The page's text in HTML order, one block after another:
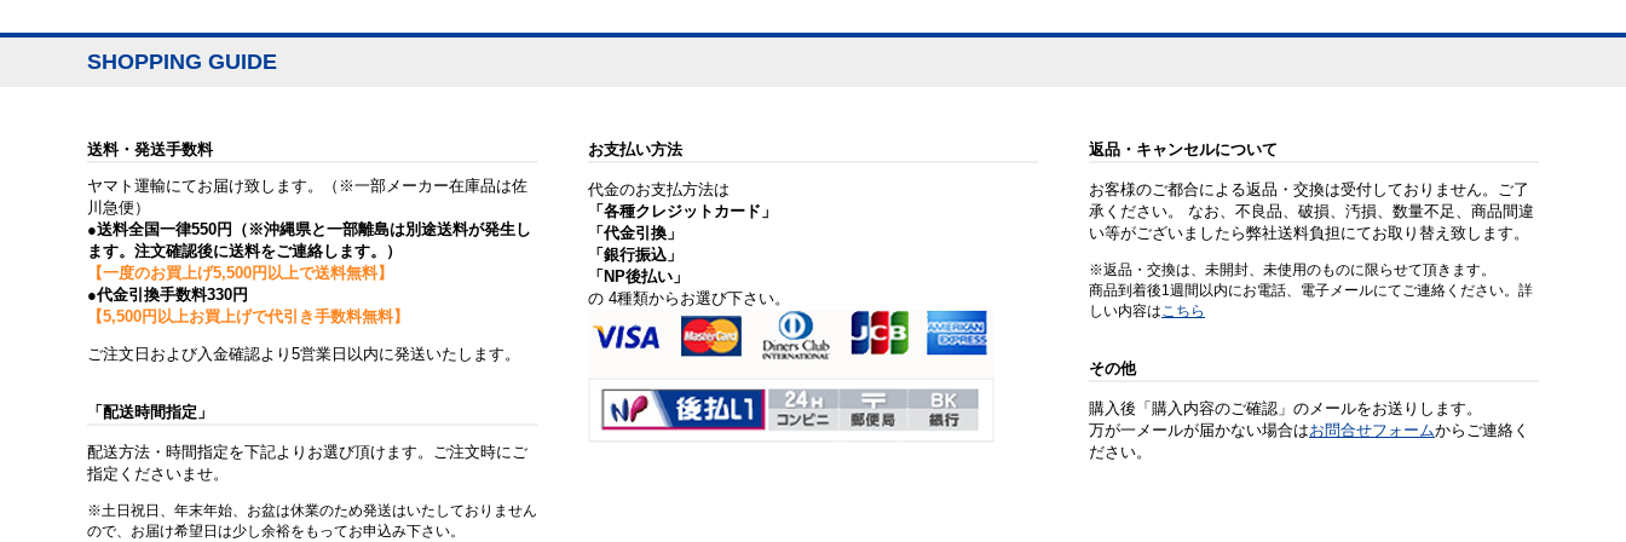
SHOPPING GUIDE
送料・発送手数料
ヤマト運輸にてお届け致します。（※一部メーカー在庫品は佐
川急便）
●送料全国一律550円（※沖縄県と一部離島は別途送料が発生し
ます。注文確認後に送料をご連絡します。）
【一度のお買上げ5,500円以上で送料無料】
●代金引換手数料330円
【5,500円以上お買上げで代引き手数料無料】
ご注文日および入金確認より5営業日以内に発送いたします。
「配送時間指定」
配送方法・時間指定を下記よりお選び頂けます。ご注文時にご
指定くださいませ。
※土日祝日、年末年始、お盆は休業のため発送はいたしておりません
ので、お届け希望日は少し余裕をもってお申込み下さい。
お支払い方法
代金のお支払方法は
「各種クレジットカード」
「代金引換」
「銀行振込」
「NP後払い」
の 4種類からお選び下さい。
返品・キャンセルについて
お客様のご都合による返品・交換は受付しておりません。ご了
承ください。 なお、不良品、破損、汚損、数量不足、商品間違
い等がございましたら弊社送料負担にてお取り替え致します。
※返品・交換は、未開封、未使用のものに限らせて頂きます。
商品到着後1週間以内にお電話、電子メールにてご連絡ください。詳
しい内容はこちら
その他
購入後「購入内容のご確認」のメールをお送りします。
万が一メールが届かない場合はお問合せフォームからご連絡く
ださい。